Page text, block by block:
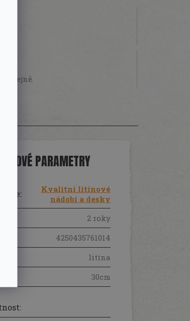
PARAMETRY
:
Kvalitní litinové
nádobí a desky
2 roky
4250435761014
litina
30cm
: